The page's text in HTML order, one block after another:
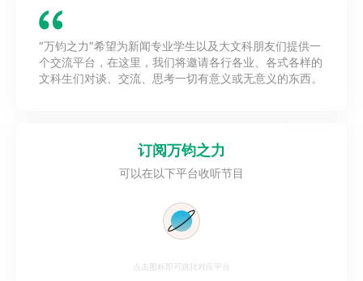
“万钧之力”希望为新闻专业学生以及大文科朋友们提供一
个交流平台，在这里，我们将邀请各行各业、各式各样的
文科生们对谈、交流、思考一切有意义或无意义的东西。
订阅万钧之力
可以在以下平台收听节目
点击图标即可跳转对应平台